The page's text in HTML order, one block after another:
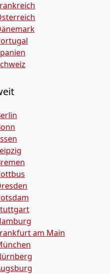
am Main